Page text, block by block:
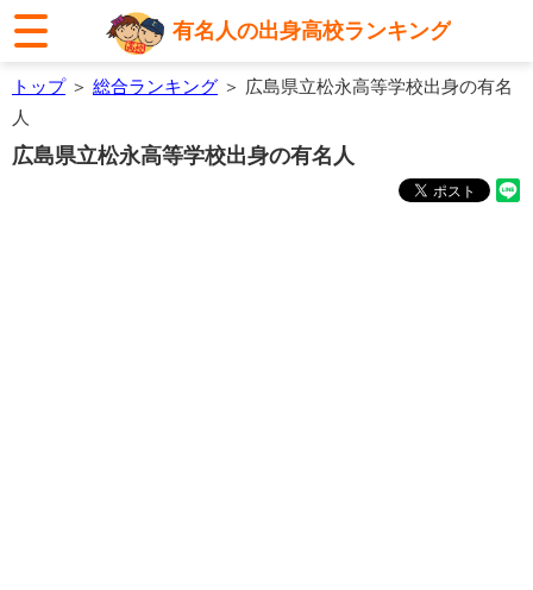
有名人の出身高校ランキング
トップ＞ 総合ランキング ＞ 広島県立松永高等学校出身の有名
人
広島県立松永高等学校出身の有名人